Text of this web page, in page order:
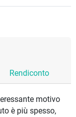
Rendiconto
motivo
è più spesso,